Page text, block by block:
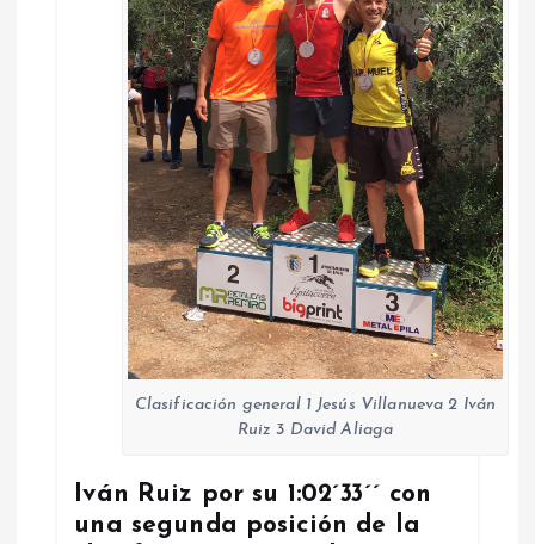
Clasificación general 1 Jesús Villanueva 2 Iván
Ruiz 3 David Aliaga
Iván Ruiz por su 1:02´33´´ con
una segunda posición de la